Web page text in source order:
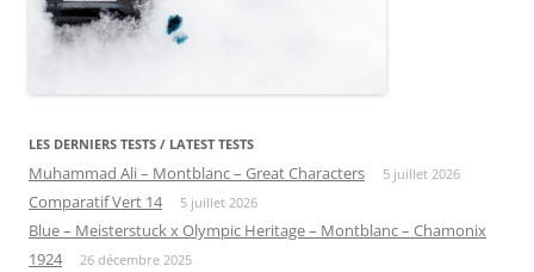
LES DERNIERS TESTS / LATEST TESTS
Muhammad Ali – Montblanc – Great Characters 5 juillet 2026
Comparatif Vert 14 5 juillet 2026
Blue – Meisterstuck x Olympic Heritage – Montblanc – Chamonix
1924
26 décembre 2025